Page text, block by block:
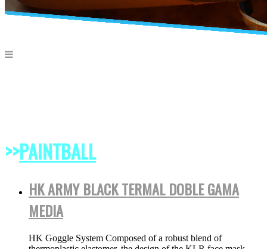
>>PAINTBALL
HK ARMY BLACK TERMAL DOBLE GAMA
MEDIA
HK Goggle System Composed of a robust blend of